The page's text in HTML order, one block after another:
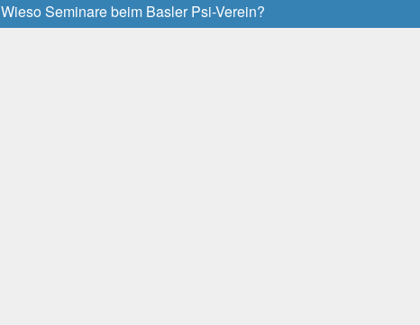
Wieso Seminare beim Basler Psi-Verein?